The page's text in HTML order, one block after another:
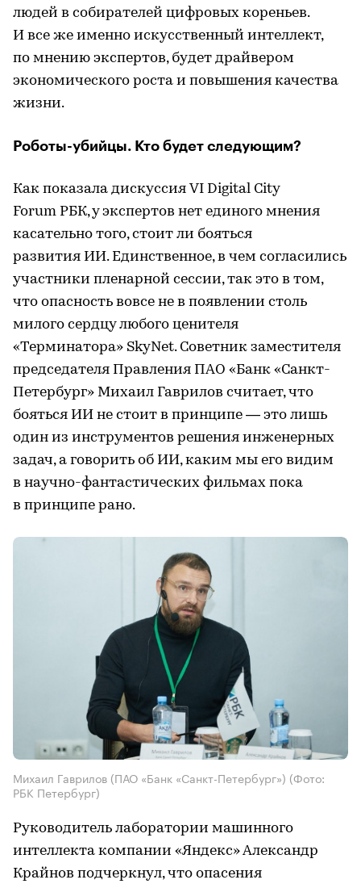
людей в собирателей цифровых кореньев.
И все же именно искусственный интеллект,
по мнению экспертов, будет драйвером
экономического роста и повышения качества
жизни.
Роботы-убийцы. Кто будет следующим?
Как показала дискуссия VI Digital City
Forum РБК, у экспертов нет единого мнения
касательно того, стоит ли бояться
развития ИИ. Единственное, в чем согласились
участники пленарной сессии, так это в том,
что опасность вовсе не в появлении столь
милого сердцу любого ценителя
«Терминатора» SkyNet. Советник заместителя
председателя Правления ПАО «Банк «Санкт-
Петербург» Михаил Гаврилов считает, что
бояться ИИ не стоит в принципе — это лишь
один из инструментов решения инженерных
задач, а говорить об ИИ, каким мы его видим
в научно-фантастических фильмах пока
в принципе рано.
Михаил Гаврилов (ПАО «Банк «Санкт-Петербург») (Фото:
РБК Петербург)
Руководитель лаборатории машинного
интеллекта компании «Яндекс» Александр
Крайнов подчеркнул, что опасения